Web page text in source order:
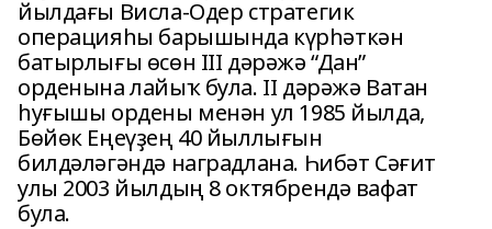
йылдағы Висла-Одер стратегик
операцияһы барышында күрһәткән
батырлығы өсөн III дәрәжә “Дан”
орденына лайыҡ була. II дәрәжә Ватан
һуғышы ордены менән ул 1985 йылда,
Бөйөк Еңеүҙең 40 йыллығын
билдәләгәндә наградлана. Һибәт Сәғит
улы 2003 йылдың 8 октябрендә вафат
була.